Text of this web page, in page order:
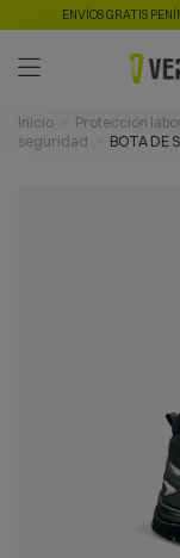
ENVÍOS GRATIS
Inicio Protección
seguridad
BOTA DE